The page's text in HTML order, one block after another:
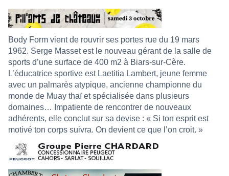
Body Form vient de rouvrir ses portes rue du 19 mars
1962. Serge Masset est le nouveau gérant de la salle de
sports d’une surface de 400 m2 à Biars-sur-Cère.
L’éducatrice sportive est Laetitia Lambert, jeune femme
avec un palmarès atypique, ancienne championne du
monde de Muay thaï et spécialisée dans plusieurs
domaines… Impatiente de rencontrer de nouveaux
adhérents, elle conclut sur sa devise : « Si ton esprit est
motivé ton corps suivra. On devient ce que l’on croit. »